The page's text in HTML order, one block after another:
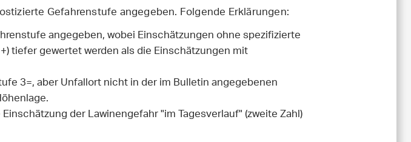
Gefahrenstufe angegeben. Folgende Erklärungen:
angegeben, wobei Einschätzungen ohne spezifizierte
tiefer gewertet werden als die Einschätzungen mit
3=, aber Unfallort nicht in der im Bulletin angegebenen
der Lawinengefahr "im Tagesverlauf" (zweite Zahl)